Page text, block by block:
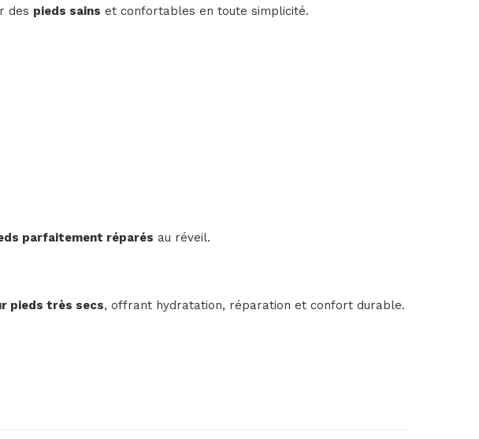
des pieds sains et confortables en toute simplicité.
parfaitement réparés au réveil.
pieds très secs, offrant hydratation, réparation et confort durable.